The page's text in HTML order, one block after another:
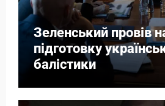
Зеленський провів
підготовку
балістики